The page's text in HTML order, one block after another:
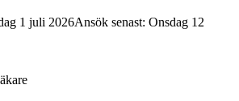
1 juli 2026Ansök senast: Onsdag 12